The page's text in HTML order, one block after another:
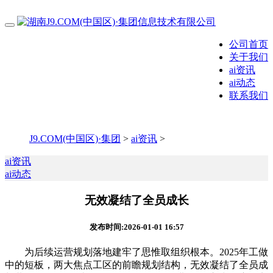
公司首页
关于我们
ai资讯
ai动态
联系我们
J9.COM(中国区)·集团 > ai资讯 >
ai资讯
ai动态
无效凝结了全员成长
发布时间:2026-01-01 16:57
为后续运营规划落地建牢了思惟取组织根本。2025年工做
中的短板，两大焦点工区的前瞻规划结构，无效凝结了全员成